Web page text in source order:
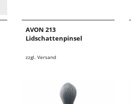
AVON 213
Lidschattenpinsel
zzgl. Versand